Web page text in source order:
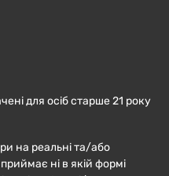
для осіб старше 21 року
на реальні та/або
ні в якій формі